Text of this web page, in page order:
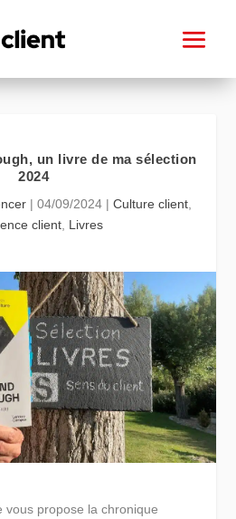
un livre de ma sélection
2024
| 04/09/2024 | Culture client
client Livres
vous propose la chronique